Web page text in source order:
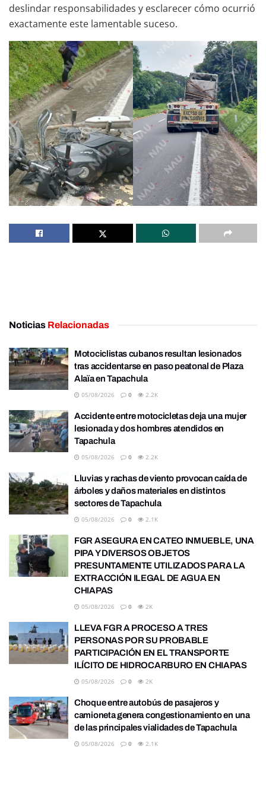
deslindar responsabilidades y esclarecer cómo ocurrió
exactamente este lamentable suceso.
Noticias Relacionadas
Motociclistas cubanos resultan lesionados
tras accidentarse en paso peatonal de Plaza
Alaïa en Tapachula
05/08/2026 0 2.2K
Accidente entre motocicletas deja una mujer
lesionada y dos hombres atendidos en
Tapachula
05/08/2026 0 2.2K
Lluvias y rachas de viento provocan caída de
árboles y daños materiales en distintos
sectores de Tapachula
05/08/2026 0 2.1K
FGR ASEGURA EN CATEO INMUEBLE, UNA
PIPA Y DIVERSOS OBJETOS
PRESUNTAMENTE UTILIZADOS PARA LA
EXTRACCIÓN ILEGAL DE AGUA EN
CHIAPAS
05/08/2026 0 2K
LLEVA FGR A PROCESO A TRES
PERSONAS POR SU PROBABLE
PARTICIPACIÓN EN EL TRANSPORTE
ILÍCITO DE HIDROCARBURO EN CHIAPAS
05/08/2026 0 2K
Choque entre autobús de pasajeros y
camioneta genera congestionamiento en una
de las principales vialidades de Tapachula
05/08/2026 0 2.1K